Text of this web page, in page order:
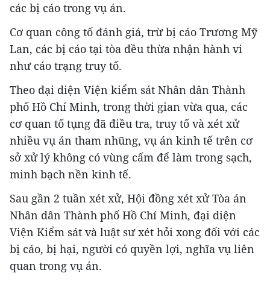
các bị cáo trong vụ án.
Cơ quan công tố đánh giá, trừ bị cáo Trương Mỹ
Lan, các bị cáo tại tòa đều thừa nhận hành vi
như cáo trạng truy tố.
Theo đại diện Viện kiểm sát Nhân dân Thành
phố Hồ Chí Minh, trong thời gian vừa qua, các
cơ quan tố tụng đã điều tra, truy tố và xét xử
nhiều vụ án tham nhũng, vụ án kinh tế trên cơ
sở xử lý không có vùng cấm để làm trong sạch,
minh bạch nền kinh tế.
Sau gần 2 tuần xét xử, Hội đồng xét xử Tòa án
Nhân dân Thành phố Hồ Chí Minh, đại diện
Viện Kiểm sát và luật sư xét hỏi xong đối với các
bị cáo, bị hại, người có quyền lợi, nghĩa vụ liên
quan trong vụ án.